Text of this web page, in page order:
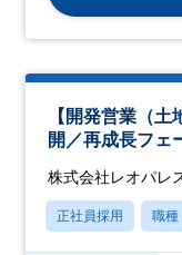
【開発営業（
開／再成長フェ
株式会社レオパレ
正社員採用 職種